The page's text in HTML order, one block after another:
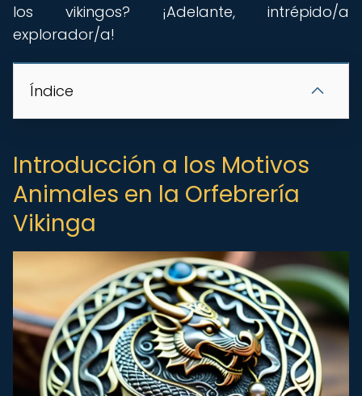
los vikingos? ¡Adelante, intrépido/a
explorador/a!
Índice
Introducción a los Motivos
Animales en la Orfebrería
Vikinga